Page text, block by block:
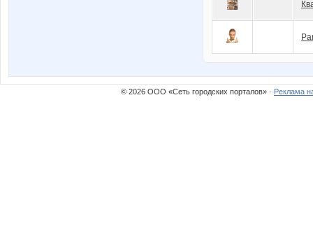
© 2026 ООО «Сеть городских порталов» · Реклама